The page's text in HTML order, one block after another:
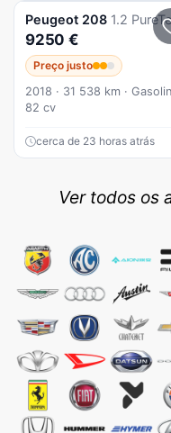
Peugeot 208 1.2 PureTech Signature
9250 €
Preço justo
2018 · 31 538 km ·
82 cv
cerca de 23 horas atrás
Ver todos os